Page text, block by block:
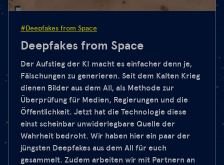
#Deepfakes from Space
Deepfakes from Space
Der Aufstieg der KI macht es einfacher denn je,
Fälschungen zu generieren. Seit dem Kalten Krieg
dienen Bilder aus dem All, als Methode zur
Überprüfung für Medien, Regierungen und die
Öffentlichkeit. Jetzt hat die Technologie diese
einst scheinbar unwiderlegbare Quelle der
Wahrheit bedroht. Wir haben hier ein paar der
jüngsten Deepfakes aus dem All für euch
gesammelt. Zudem arbeiten wir mit Partnern an